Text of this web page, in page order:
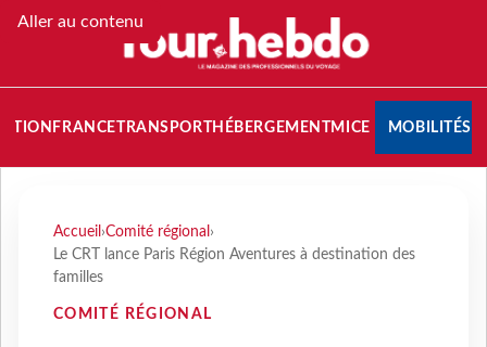
Aller au contenu
FRANCETRANSPORT HÉBERGEMENTMICE MOBILITÉS
Accueil ›Comité régional ›
Le CRT lance Paris Région Aventures à destination des
familles
COMITÉ RÉGIONAL